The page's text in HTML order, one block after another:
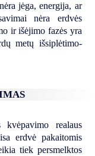
jėga, energija, ar
nėra erdvės
ir išėjimo fazės yra
metų išsiplėtimo-
kvėpavimo realaus
erdvė pakaitomis
tiek persmelktos